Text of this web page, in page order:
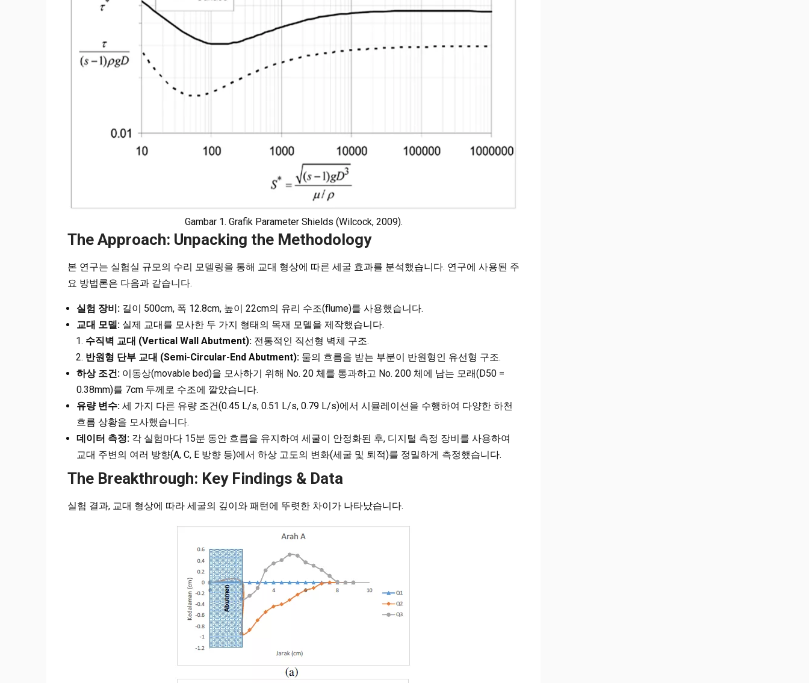
Gambar 1. Grafik Parameter Shields (Wilcock, 2009).
The Approach: Unpacking the Methodology
본 연구는 실험실 규모의 수리 모델링을 통해 교대 형상에 따른 세굴 효과를 분석했습니다. 연구에 사용된 주
요 방법론은 다음과 같습니다.
실험 장비: 길이 500cm, 폭 12.8cm, 높이 22cm의 유리 수조(flume)를 사용했습니다.
교대 모델: 실제 교대를 모사한 두 가지 형태의 목재 모델을 제작했습니다.
수직벽 교대 (Vertical Wall Abutment): 전통적인 직선형 벽체 구조.
반원형 단부 교대 (Semi-Circular-End Abutment): 물의 흐름을 받는 부분이 반원형인 유선형 구조.
하상 조건: 이동상(movable bed)을 모사하기 위해 No. 20 체를 통과하고 No. 200 체에 남는 모래(D50 =
0.38mm)를 7cm 두께로 수조에 깔았습니다.
유량 변수: 세 가지 다른 유량 조건(0.45 L/s, 0.51 L/s, 0.79 L/s)에서 시뮬레이션을 수행하여 다양한 하천
흐름 상황을 모사했습니다.
데이터 측정: 각 실험마다 15분 동안 흐름을 유지하여 세굴이 안정화된 후, 디지털 측정 장비를 사용하여
교대 주변의 여러 방향(A, C, E 방향 등)에서 하상 고도의 변화(세굴 및 퇴적)를 정밀하게 측정했습니다.
The Breakthrough: Key Findings & Data
실험 결과, 교대 형상에 따라 세굴의 깊이와 패턴에 뚜렷한 차이가 나타났습니다.